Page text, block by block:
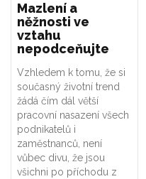
Mazlení a
něžnosti ve
vztahu
nepodceňujte
Vzhledem k tomu, že si
současný životní trend
žádá čím dál větší
pracovní nasazení všech
podnikatelů i
zaměstnanců, není
vůbec divu, že jsou
všichni po příchodu z